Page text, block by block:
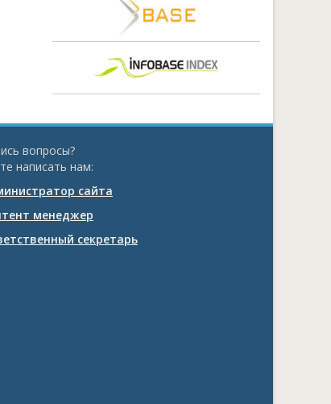
вопросы?
написать нам:
сайта
менеджер
cекретарь